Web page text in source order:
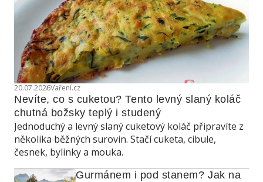
20.07.2026Vaření.cz
Nevíte, co s cuketou? Tento levný slaný koláč
chutná božsky teplý i studený
Jednoduchý a levný slaný cuketový koláč připravíte z
několika běžných surovin. Stačí cuketa, cibule,
česnek, bylinky a mouka.
Gurmánem i pod stanem? Jak na